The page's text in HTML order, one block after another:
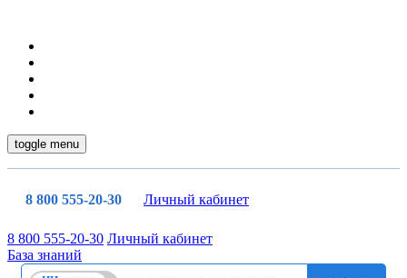
toggle menu
8 800 555-20-30 Личный кабинет
8 800 555-20-30 Личный кабинет
База знаний